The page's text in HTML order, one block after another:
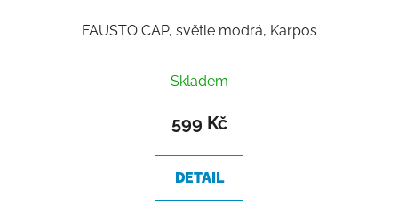
FAUSTO CAP, světle modrá, Karpos
Skladem
599 Kč
DETAIL